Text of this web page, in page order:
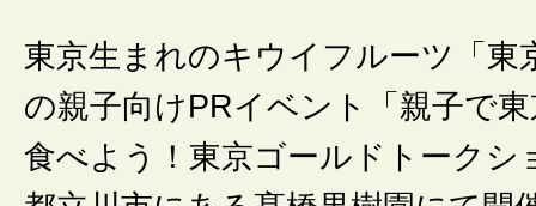
東京生まれのキウイフルーツ「東
の親子向けPRイベント「親子で
食べよう！東京ゴールドトークシ